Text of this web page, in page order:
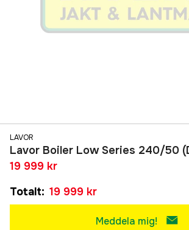
LAVOR
Lavor Boiler Low Series 240/50
19 999 kr
Totalt: 19 999 kr
Meddela mig!